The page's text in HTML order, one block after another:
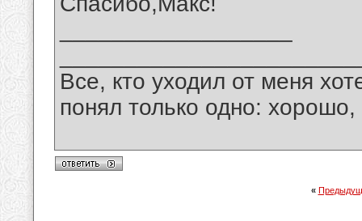
Все, кто уходил от меня
понял только одно:
«